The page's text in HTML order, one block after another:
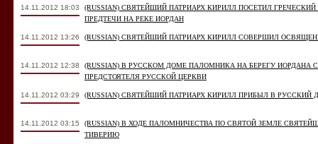
14.11.2012 18:03
(RUSSIAN) СВЯТЕЙШИЙ ПАТРИАРХ КИРИЛЛ ПОСЕТИЛ
ПРЕДТЕЧИ НА РЕКЕ ИОРДАН
14.11.2012 13:26 (RUSSIAN) СВЯТЕЙШИЙ ПАТРИАРХ КИРИЛЛ СОВЕРШИЛ
14.11.2012 12:38
(RUSSIAN) В РУССКОМ ДОМЕ ПАЛОМНИКА НА БЕРЕГУ ИОРДАНА
ПРЕДСТОЯТЕЛЯ РУССКОЙ ЦЕРКВИ
14.11.2012 03:29 (RUSSIAN) СВЯТЕЙШИЙ ПАТРИАРХ КИРИЛЛ ПРИБЫЛ В
14.11.2012 03:15
(RUSSIAN) В ХОДЕ ПАЛОМНИЧЕСТВА ПО СВЯТОЙ ЗЕМЛЕ
ТИВЕРИЮ